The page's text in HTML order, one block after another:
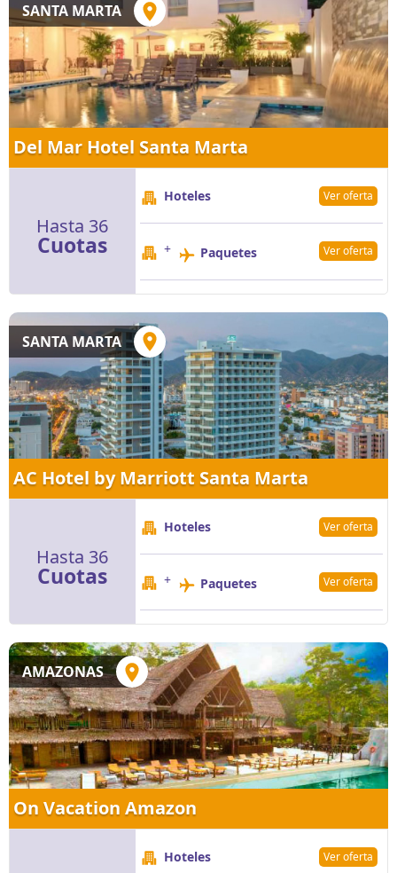
SANTA MARTA
Del Mar Hotel Santa Marta
Hasta 36
Cuotas
Hoteles Ver oferta
+ Paquetes Ver oferta
SANTA MARTA
AC Hotel by Marriott Santa Marta
Hasta 36
Cuotas
Hoteles Ver oferta
+ Paquetes Ver oferta
AMAZONAS
On Vacation Amazon
Hoteles Ver oferta